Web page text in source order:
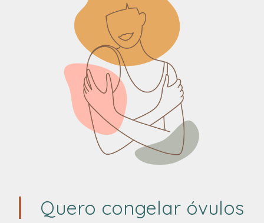
Quero congelar óvulos